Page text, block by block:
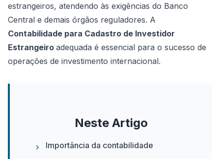
estrangeiros, atendendo às exigências do Banco
Central e demais órgãos reguladores. A
Contabilidade para Cadastro de Investidor
Estrangeiro adequada é essencial para o sucesso de
operações de investimento internacional.
Neste Artigo
Importância da contabilidade